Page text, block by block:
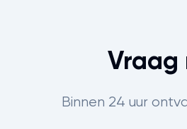
Vraag
Binnen 24 uur